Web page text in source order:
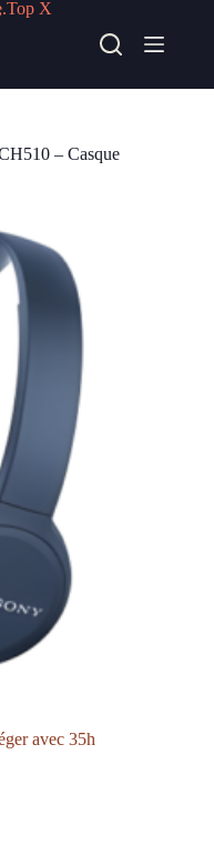
pc-componentes
– Casque
avec 35h